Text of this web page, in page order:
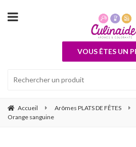
VOUS ÊTES UN
Accueil Arômes PLATS DE FÊTES
Orange sanguine